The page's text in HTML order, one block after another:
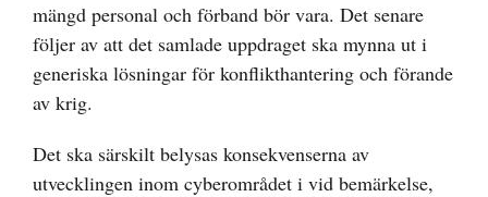
mängd personal och förband bör vara. Det senare
följer av att det samlade uppdraget ska mynna ut i
generiska lösningar för konflikthantering och förande
av krig.
Det ska särskilt belysas konsekvenserna av
utvecklingen inom cyberområdet i vid bemärkelse,